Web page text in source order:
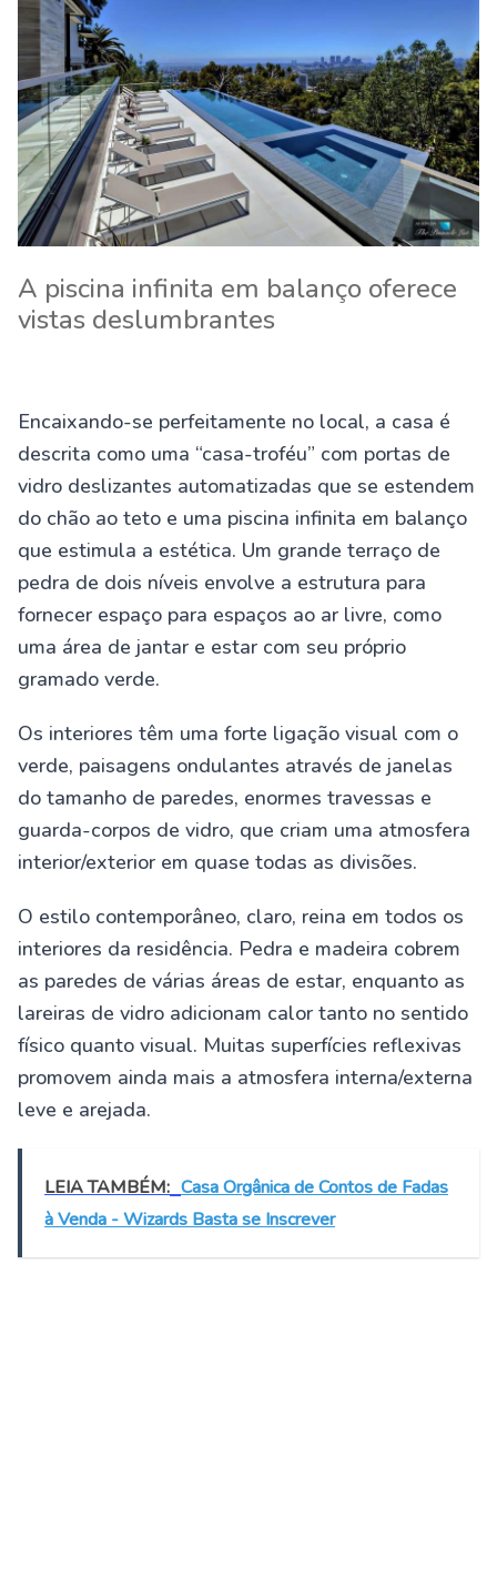
A piscina infinita em balanço oferece
vistas deslumbrantes
Encaixando-se perfeitamente no local, a casa é
descrita como uma “casa-troféu” com portas de
vidro deslizantes automatizadas que se estendem
do chão ao teto e uma piscina infinita em balanço
que estimula a estética. Um grande terraço de
pedra de dois níveis envolve a estrutura para
fornecer espaço para espaços ao ar livre, como
uma área de jantar e estar com seu próprio
gramado verde.
Os interiores têm uma forte ligação visual com o
verde, paisagens ondulantes através de janelas
do tamanho de paredes, enormes travessas e
guarda-corpos de vidro, que criam uma atmosfera
interior/exterior em quase todas as divisões.
O estilo contemporâneo, claro, reina em todos os
interiores da residência. Pedra e madeira cobrem
as paredes de várias áreas de estar, enquanto as
lareiras de vidro adicionam calor tanto no sentido
físico quanto visual. Muitas superfícies reflexivas
promovem ainda mais a atmosfera interna/externa
leve e arejada.
LEIA TAMBÉM: Casa Orgânica de Contos de Fadas
à Venda - Wizards Basta se Inscrever